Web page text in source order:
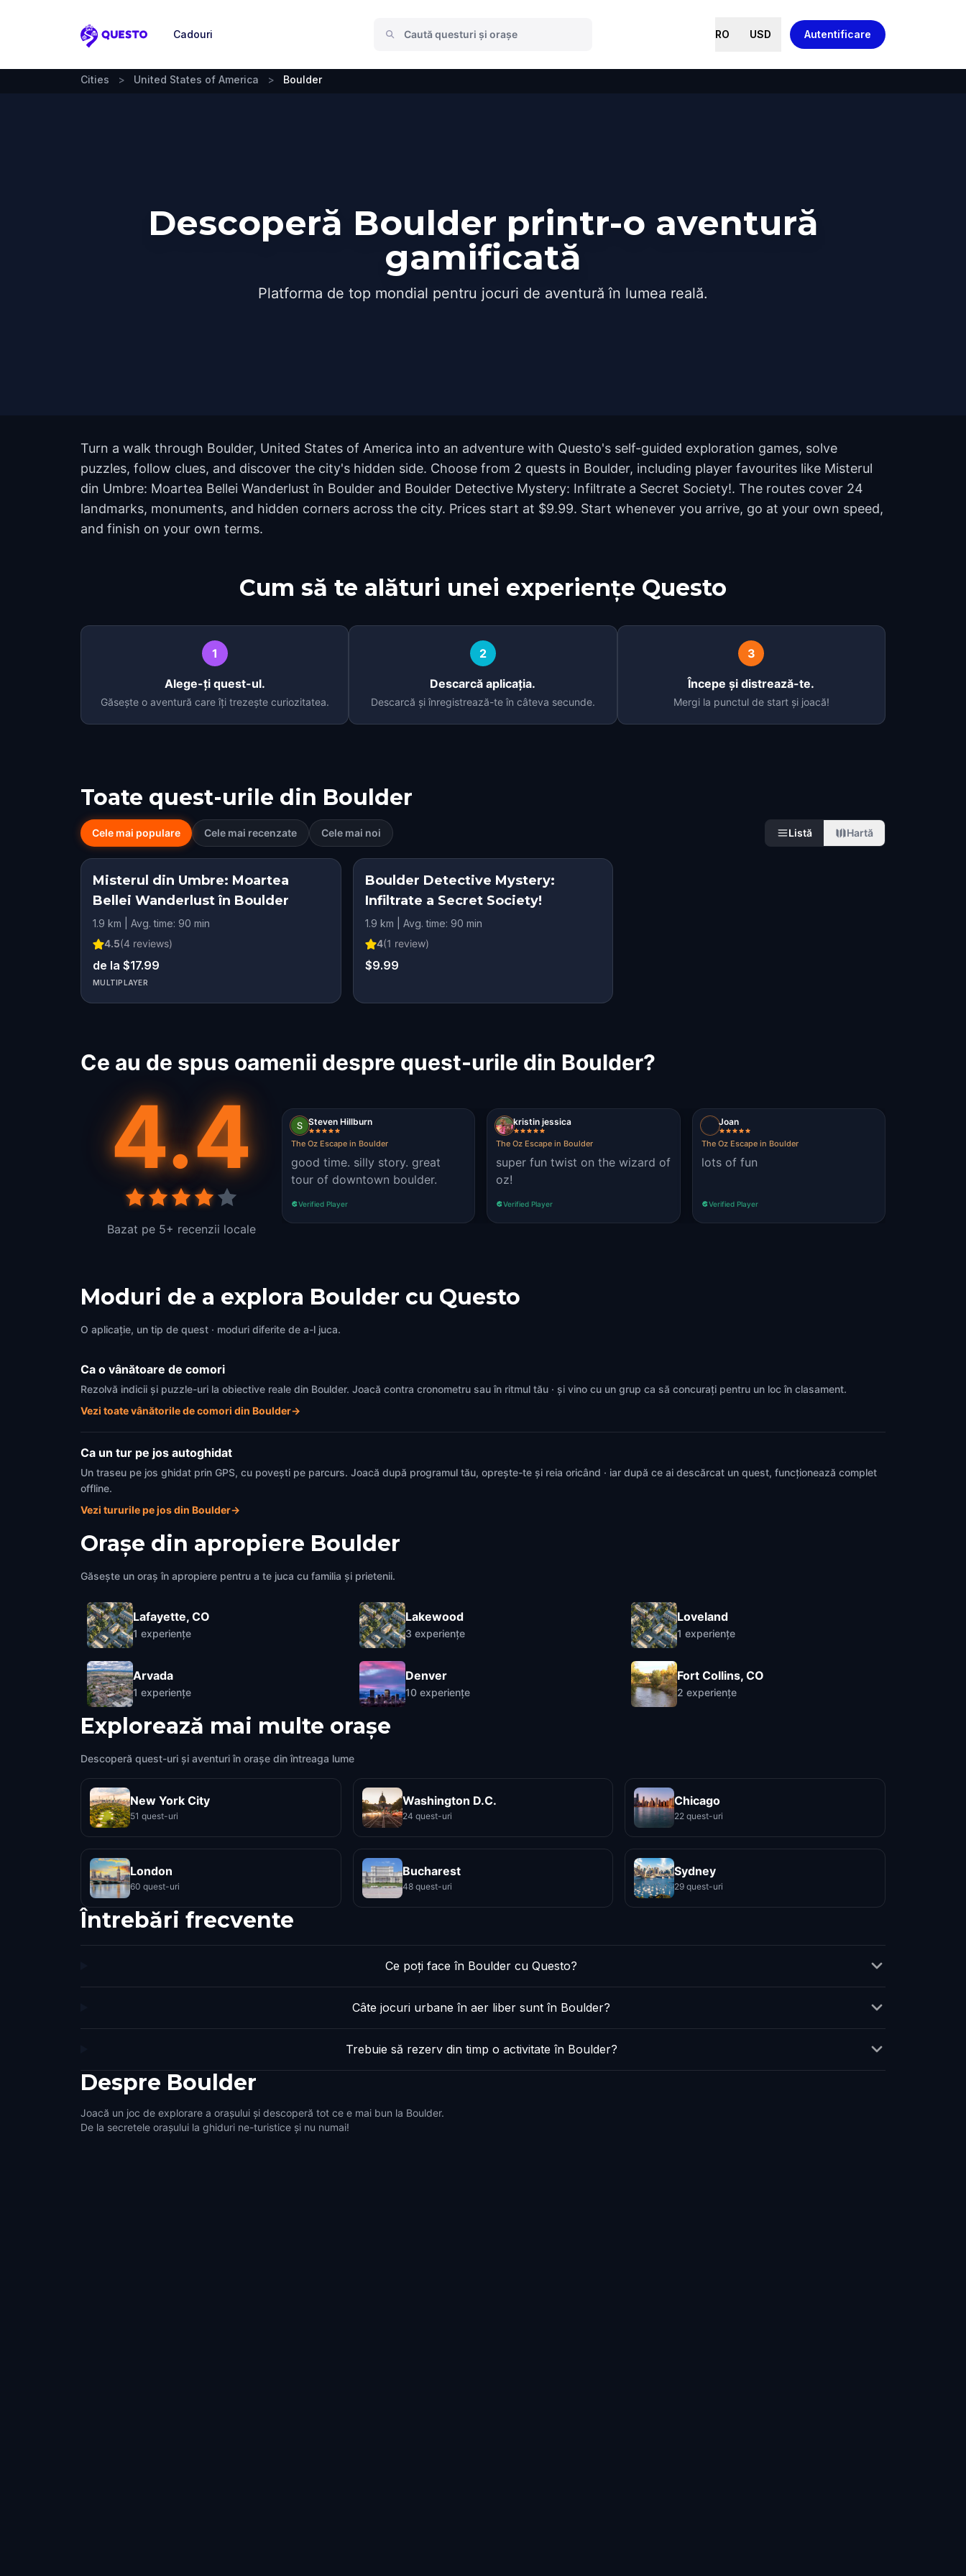
Questo
Cadouri RO USD Autentificare
Cities > United States of America > Boulder
Descoperă Boulder printr-o aventură
gamificată
Platforma de top mondial pentru jocuri de aventură în lumea reală.
Turn a walk through Boulder, United States of America into an adventure with Questo's self-guided exploration games, solve
puzzles, follow clues, and discover the city's hidden side. Choose from 2 quests in Boulder, including player favourites like Misterul
din Umbre: Moartea Bellei Wanderlust în Boulder and Boulder Detective Mystery: Infiltrate a Secret Society!. The routes cover 24
landmarks, monuments, and hidden corners across the city. Prices start at $9.99. Start whenever you arrive, go at your own speed,
and finish on your own terms.
Cum să te alături unei experiențe Questo
1
Alege-ți quest-ul.
Găsește o aventură care îți trezește curiozitatea.
2
Descarcă aplicația.
Descarcă și înregistrează-te în câteva secunde.
3
Începe și distrează-te.
Mergi la punctul de start și joacă!
Toate quest-urile din Boulder
Cele mai populare Cele mai recenzate Cele mai noi Listă Hartă
Misterul din Umbre: Moartea
Bellei Wanderlust în Boulder
1.9 km | Avg. time: 90 min
4.5(4 reviews)
de la $17.99
MULTIPLAYER
Boulder Detective Mystery:
Infiltrate a Secret Society!
1.9 km | Avg. time: 90 min
4(1 review)
$9.99
Ce au de spus oamenii despre quest-urile din Boulder?
4.4
Bazat pe 5+ recenzii locale
Steven Hillburn
The Oz Escape in Boulder
good time. silly story. great
tour of downtown boulder.
Verified Player
kristin jessica
The Oz Escape in Boulder
super fun twist on the wizard of
oz!
Verified Player
Joan
The Oz Escape in Boulder
lots of fun
Verified Player
Moduri de a explora Boulder cu Questo
O aplicație, un tip de quest · moduri diferite de a-l juca.
Ca o vânătoare de comori
Rezolvă indicii și puzzle-uri la obiective reale din Boulder. Joacă contra cronometru sau în ritmul tău · și vino cu un grup ca să concurați pentru un loc în clasament.
Vezi toate vânătorile de comori din Boulder→
Ca un tur pe jos autoghidat
Un traseu pe jos ghidat prin GPS, cu povești pe parcurs. Joacă după programul tău, oprește-te și reia oricând · iar după ce ai descărcat un quest, funcționează complet
offline.
Vezi tururile pe jos din Boulder→
Orașe din apropiere Boulder
Găsește un oraș în apropiere pentru a te juca cu familia și prietenii.
Lafayette, CO
1 experiențe
Arvada
1 experiențe
Lakewood
3 experiențe
Denver
10 experiențe
Loveland
1 experiențe
Fort Collins, CO
2 experiențe
Explorează mai multe orașe
Descoperă quest-uri și aventuri în orașe din întreaga lume
New York City
51 quest-uri
Washington D.C.
24 quest-uri
Chicago
22 quest-uri
London
60 quest-uri
Bucharest
48 quest-uri
Sydney
29 quest-uri
Întrebări frecvente
Ce poți face în Boulder cu Questo?
Câte jocuri urbane în aer liber sunt în Boulder?
Trebuie să rezerv din timp o activitate în Boulder?
Despre Boulder
Joacă un joc de explorare a orașului și descoperă tot ce e mai bun la Boulder.
De la secretele orașului la ghiduri ne-turistice și nu numai!